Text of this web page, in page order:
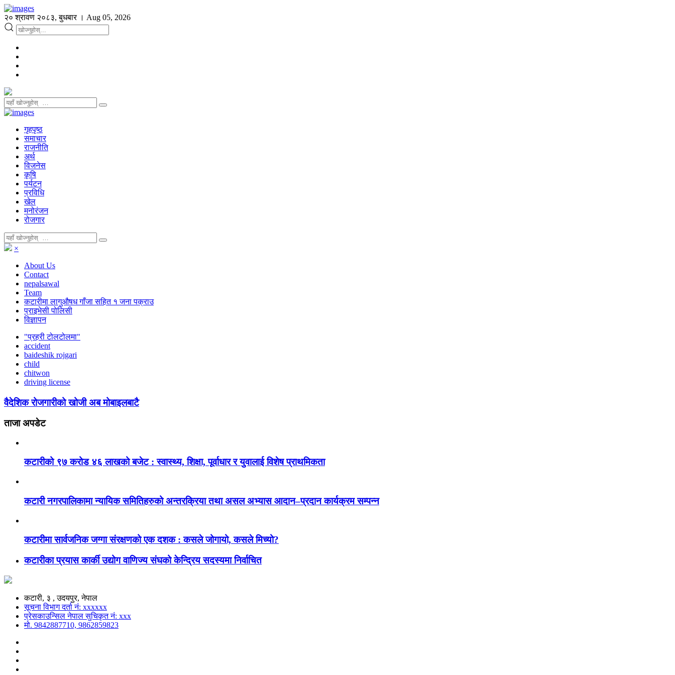
२० श्रावण २०८३, बुधबार । Aug 05, 2026
गृहपृष्ठ
समाचार
राजनीति
अर्थ
विजनेस
कृषि
पर्यटन
प्रविधि
खेल
मनोरंजन
रोजगार
×
About Us
Contact
nepalsawal
Team
कटारीमा लागुऔषध गाँजा सहित १ जना पक्राउ
प्राइभेसी पोलिसी
विज्ञापन
"प्रहरी टोलटोलमा"
accident
baideshik rojgari
child
chitwon
driving license
वैदेशिक रोजगारीको खोजी अब मोबाइलबाटै
ताजा अपडेट
कटारीको ९७ करोड ४६ लाखको बजेट : स्वास्थ्य, शिक्षा, पूर्वाधार र युवालाई विशेष प्राथमिकता
कटारी नगरपालिकामा न्यायिक समितिहरुको अन्तरक्रिया तथा असल अभ्यास आदान–प्रदान कार्यक्रम सम्पन्न
कटारीमा सार्वजनिक जग्गा संरक्षणको एक दशक : कसले जोगायो, कसले मिच्यो?
कटारीका प्रयास कार्की उद्योग वाणिज्य संघको केन्द्रिय सदस्यमा निर्वाचित
कटारी, ३ , उदयपुर, नेपाल
सूचना विभाग दर्ता नं: xxxxxx
प्रेसकाउन्सिल नेपाल सुचिकृत नं: xxx
मो. 9842887710, 9862859823